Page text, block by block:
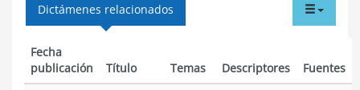
menu
Dictámenes relacionados
Fecha
publicación
Título Temas Descriptores
Fuentes